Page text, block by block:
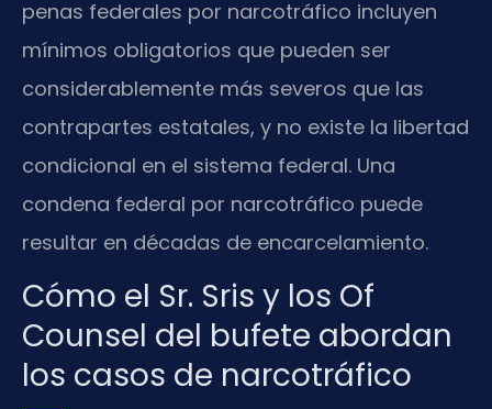
penas federales por narcotráfico incluyen
mínimos obligatorios que pueden ser
considerablemente más severos que las
contrapartes estatales, y no existe la libertad
condicional en el sistema federal. Una
condena federal por narcotráfico puede
resultar en décadas de encarcelamiento.
Cómo el Sr. Sris y los Of
Counsel del bufete abordan
los casos de narcotráfico